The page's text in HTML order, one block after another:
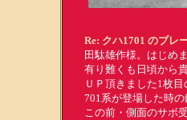
Re: クハ1701 のブレ
田駄雄作様。はじめま
有り難くも日頃から
ＵＰ頂きました1枚
701系が登場した時
この前・側面のサボ